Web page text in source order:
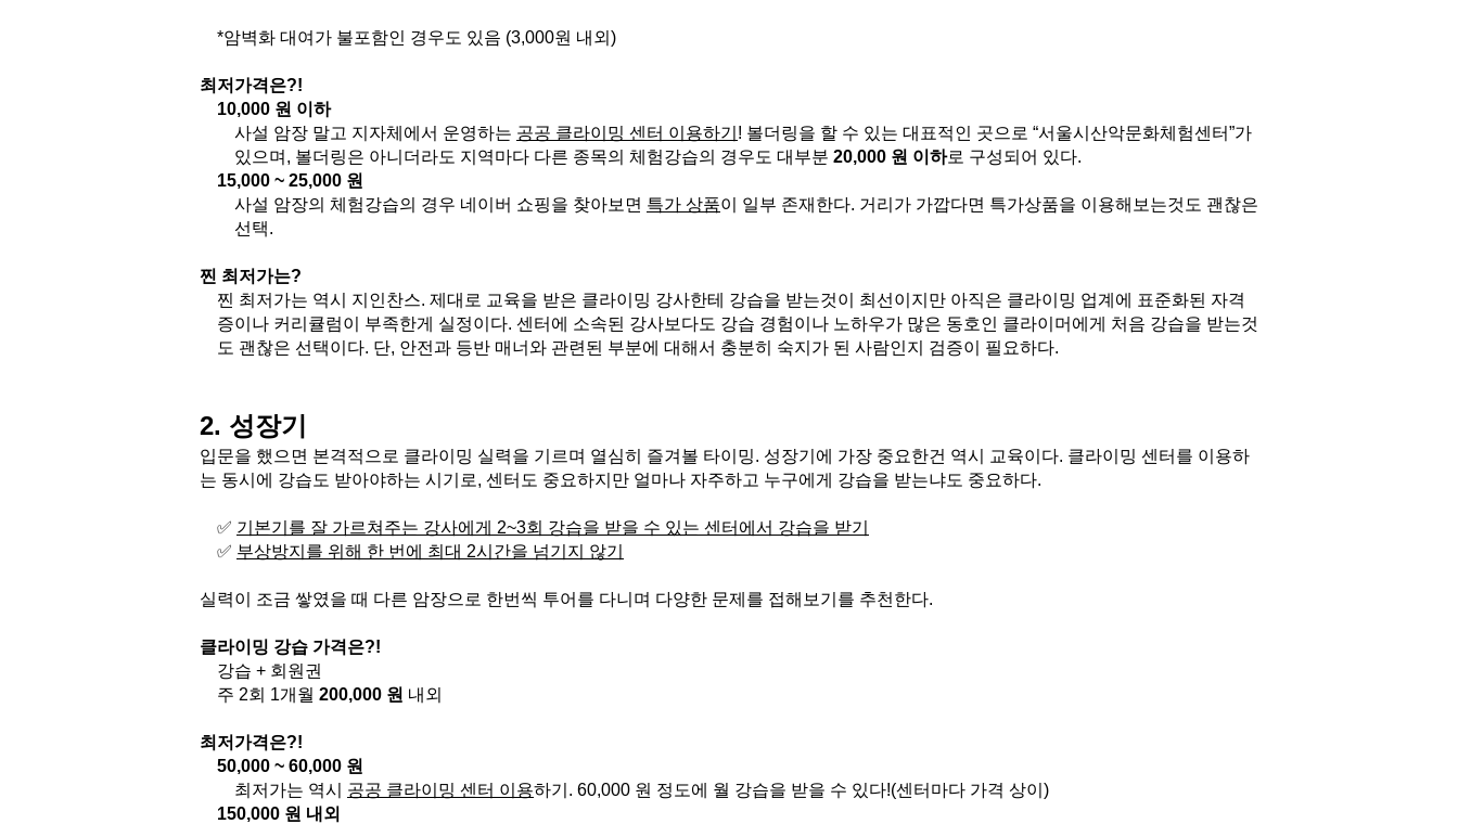
*암벽화 대여가 불포함인 경우도 있음 (3,000원 내외)
최저가격은?!
10,000 원 이하
사설 암장 말고 지자체에서 운영하는 공공 클라이밍 센터 이용하기 ! 볼더링을 할 수 있는 대표적인 곳으로 “서울시산악문화체험센터”가
있으며, 볼더링은 아니더라도 지역마다 다른 종목의 체험강습의 경우도 대부분 20,000 원 이하로 구성되어 있다.
15,000 ~ 25,000 원
사설 암장의 체험강습의 경우 네이버 쇼핑을 찾아보면 특가 상품이 일부 존재한다. 거리가 가깝다면 특가상품을 이용해보는것도 괜찮은
선택.
찐 최저가는?
찐 최저가는 역시 지인찬스. 제대로 교육을 받은 클라이밍 강사한테 강습을 받는것이 최선이지만 아직은 클라이밍 업계에 표준화된 자격
증이나 커리큘럼이 부족한게 실정이다. 센터에 소속된 강사보다도 강습 경험이나 노하우가 많은 동호인 클라이머에게 처음 강습을 받는것
도 괜찮은 선택이다. 단, 안전과 등반 매너와 관련된 부분에 대해서 충분히 숙지가 된 사람인지 검증이 필요하다.
2. 성장기
입문을 했으면 본격적으로 클라이밍 실력을 기르며 열심히 즐겨볼 타이밍. 성장기에 가장 중요한건 역시 교육이다. 클라이밍 센터를 이용하
는 동시에 강습도 받아야하는 시기로, 센터도 중요하지만 얼마나 자주하고 누구에게 강습을 받는냐도 중요하다.
✅ 기본기를 잘 가르쳐주는 강사에게 2~3회 강습을 받을 수 있는 센터에서 강습을 받기
✅ 부상방지를 위해 한 번에 최대 2시간을 넘기지 않기
실력이 조금 쌓였을 때 다른 암장으로 한번씩 투어를 다니며 다양한 문제를 접해보기를 추천한다.
클라이밍 강습 가격은?!
강습 + 회원권
주 2회 1개월 200,000 원 내외
최저가격은?!
50,000 ~ 60,000 원
최저가는 역시 공공 클라이밍 센터 이용하기. 60,000 원 정도에 월 강습을 받을 수 있다!(센터마다 가격 상이)
150,000 원 내외